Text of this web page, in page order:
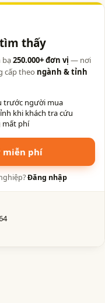
thấy
bạ250.000+ đơn vị — nơi
cấp theo ngành & tỉnh
trước người mua
khi khách tra cứu
mất phí
miễn phí
Đăng nhập